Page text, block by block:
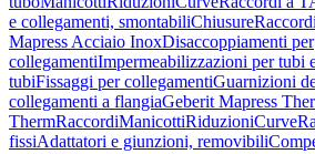
e collegamenti, smontabiliChiusureRaccordi
Mapress Acciaio InoxDisaccoppiamenti per
collegamentiImpermeabilizzazioni per tubi
tubiFissaggi per collegamentiGuarnizioni
collegamenti a flangiaGeberit Mapress
ThermRaccordiManicottiRiduzioniCurve
fissiAdattatori e giunzioni, removibili